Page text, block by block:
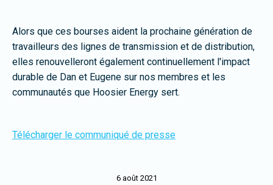
Alors que ces bourses aident la prochaine génération de
travailleurs des lignes de transmission et de distribution,
elles renouvelleront également continuellement l'impact
durable de Dan et Eugene sur nos membres et les
communautés que Hoosier Energy sert.
Télécharger le communiqué de presse
6 août 2021